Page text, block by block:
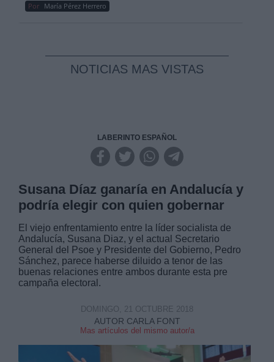
Por María Pérez Herrero
NOTICIAS MAS VISTAS
LABERINTO ESPAÑOL
Susana Díaz ganaría en Andalucía y
podría elegir con quien gobernar
El viejo enfrentamiento entre la líder socialista de
Andalucía, Susana Diaz, y el actual Secretario
General del Psoe y Presidente del Gobierno, Pedro
Sánchez, parece haberse diluido a tenor de las
buenas relaciones entre ambos durante esta pre
campaña electoral.
AUTOR CARLA FONT
Mas artículos del mismo autor/a
DOMINGO, 21 OCTUBRE 2018